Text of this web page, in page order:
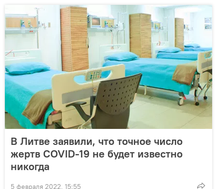
В Литве заявили, что точное число
жертв COVID-19 не будет известно
никогда
5 февраля 2022, 15:55